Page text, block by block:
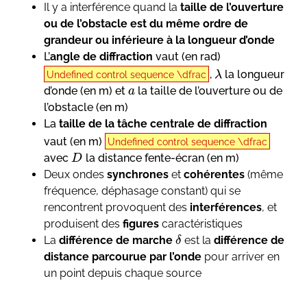
Il y a interférence quand la taille de l’ouverture
ou de l’obstacle est du même ordre de
grandeur ou inférieure à la longueur d’onde
L’angle de diffraction vaut (en rad)
Undefined control sequence \dfrac , λ la longueur
d’onde (en m) et a la taille de l’ouverture ou de
l’obstacle (en m)
La taille de la tâche centrale de diffraction
vaut (en m)
Undefined control sequence \dfrac
avec D la distance fente-écran (en m)
Deux ondes synchrones et cohérentes (même
fréquence, déphasage constant) qui se
rencontrent provoquent des interférences, et
produisent des figures caractéristiques
La différence de marche δ est ladifférence de
distance parcourue par l’onde pour arriver en
un point depuis chaque source